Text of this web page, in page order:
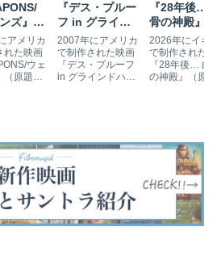
ズ』の
サント
アメリカ
れた映画
ウェ
（原題：
を描いた
画です。
リアン』
・クレッ
監督・…
『デス・プルー
フ in グライン
ドハウス』の挿
入曲とサントラ
2007年にアメリカ
で制作された映画
『デス・プルーフ
in グラインドハウ
車を操る男、スタ
ントマン・マイク
との騒動を描いた
カーアクション・
ホラー映画です。
ク…
『28年後…
骨の神殿』
入曲とサン
2026年にイギ
で制作された
『28年後… 白
の神殿』（原
3作目『28年
後…』の続編で
す。『キャン
マン』のニア
コスタが…
み検索もできます